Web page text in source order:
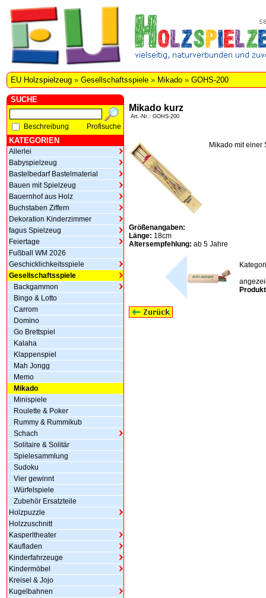
EU Holzspielzeug » Gesellschaftsspiele » Mikado » GOHS-200
SUCHE
Beschreibung Profisuche
KATEGORIEN
Allerlei
Babyspielzeug
Bastelbedarf Bastelmaterial
Bauen mit Spielzeug
Bauernhof aus Holz
Buchstaben Ziffern
Dekoration Kinderzimmer
fagus Spielzeug
Feiertage
Fußball WM 2026
Geschicklichkeitsspiele
Gesellschaftsspiele
Backgammon
Bingo & Lotto
Carrom
Domino
Go Brettspiel
Kalaha
Klappenspiel
Mah Jongg
Memo
Mikado
Minispiele
Roulette & Poker
Rummy & Rummikub
Schach
Solitaire & Solitär
Spielesammlung
Sudoku
Vier gewinnt
Würfelspiele
Zubehör Ersatzteile
Holzpuzzle
Holzzuschnitt
Kasperltheater
Kaufladen
Kinderfahrzeuge
Kindermöbel
Kreisel & Jojo
Kugelbahnen
Mikado kurz
Art.-Nr.: GOHS-200
Mikado mit einer
Größenangaben:
Länge: 18cm
Altersempfehlung: ab 5 Jahre